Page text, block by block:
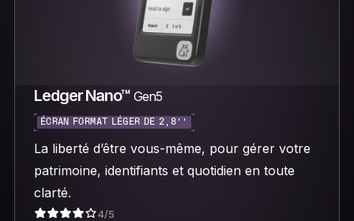
Ledger Nano™ Gen5
ÉCRAN FORMAT LÉGER DE 2,8’’
La liberté d’être vous-même, pour gérer votre
patrimoine, identifiants et quotidien en toute
clarté.
4/5